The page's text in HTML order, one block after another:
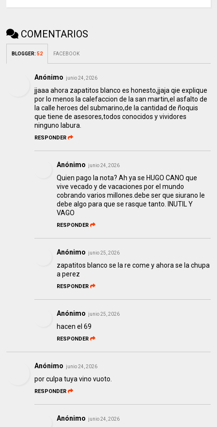
COMENTARIOS
BLOGGER:52 FACEBOOK
Anónimo junio 24, 2026
jjaaa ahora zapatitos blanco es honesto,jjaja qie explique
por lo menos la calefaccion de la san martin,el asfalto de
la calle heroes del submarino,de la cantidad de ñoquis
que tiene de asesores,todos conocidos y vividores
ninguno labura.
RESPONDER
Anónimo junio 24, 2026
Quien pago la nota? Ah ya se HUGO CANO que
vive vecado y de vacaciones por el mundo
cobrando varios millones.debe ser que siurano le
debe algo para que se rasque tanto. INUTIL Y
VAGO
RESPONDER
Anónimo junio 25, 2026
zapatitos blanco se la re come y ahora se la chupa
a perez
RESPONDER
Anónimo junio 25, 2026
hacen el 69
RESPONDER
Anónimo junio 24, 2026
por culpa tuya vino vuoto.
RESPONDER
Anónimo junio 24, 2026